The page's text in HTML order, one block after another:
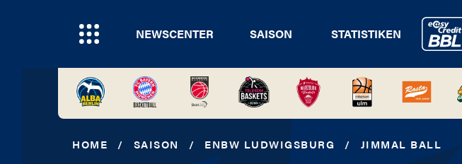
NEWSCENTER SAISON STATISTIKEN
HOME / SAISON / ENBW LUDWIGSBURG / JIMMAL BALL